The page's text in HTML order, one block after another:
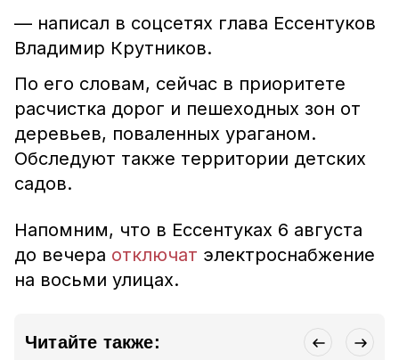
— написал в соцсетях глава Ессентуков
Владимир Крутников.
По его словам, сейчас в приоритете
расчистка дорог и пешеходных зон от
деревьев, поваленных ураганом.
Обследуют также территории детских
садов.
Напомним, что в Ессентуках 6 августа
до вечера отключат электроснабжение
на восьми улицах.
Читайте также: